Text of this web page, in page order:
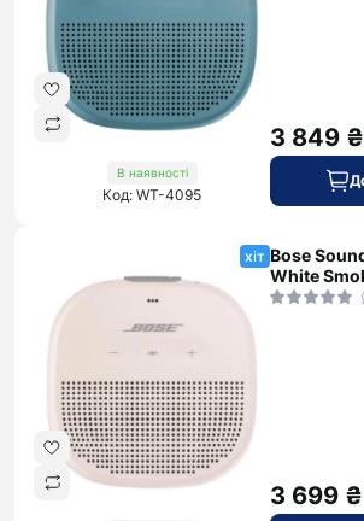
В наявності
Код: WT-4095
3 849 ₴
хіт Bose
White
3 699 ₴